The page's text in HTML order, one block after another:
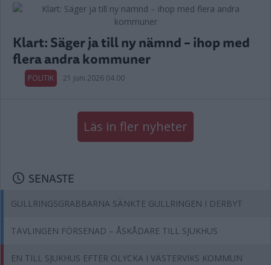
Klart: Säger ja till ny nämnd – ihop med
flera andra kommuner
POLITIK 21 juni 2026 04.00
Läs in fler nyheter
SENASTE
GULLRINGSGRABBARNA SÄNKTE GULLRINGEN I DERBYT
TÄVLINGEN FÖRSENAD – ÅSKÅDARE TILL SJUKHUS
EN TILL SJUKHUS EFTER OLYCKA I VÄSTERVIKS KOMMUN